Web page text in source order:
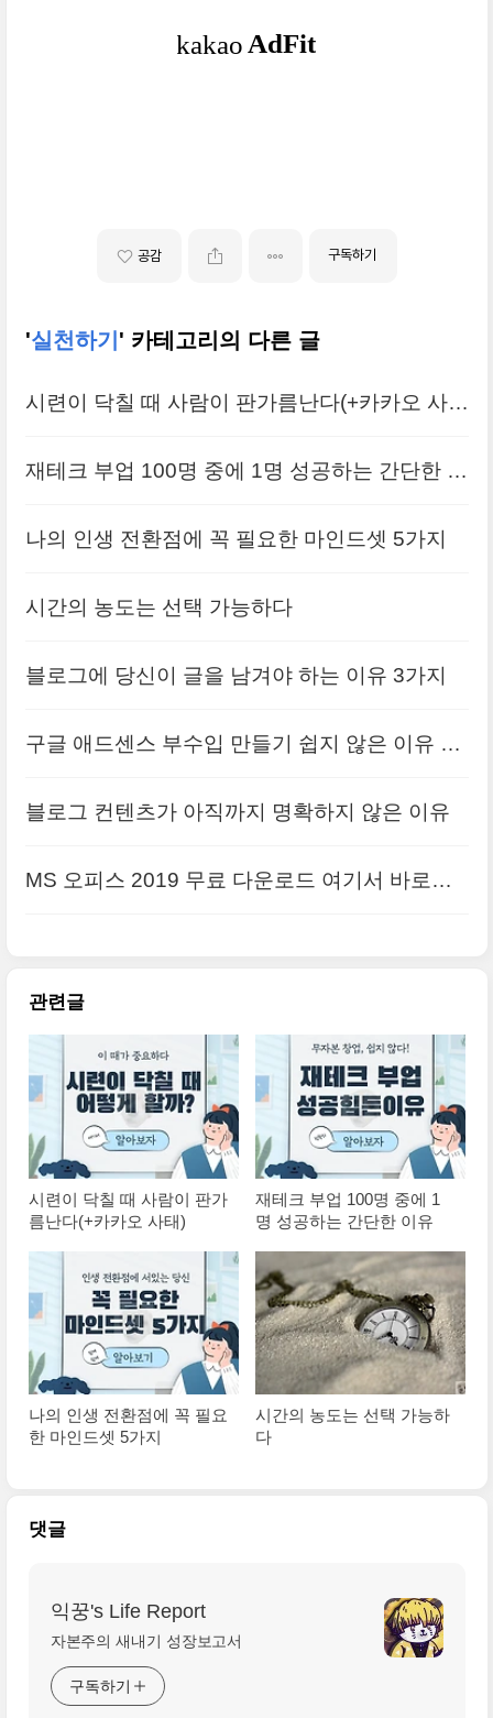
공감 구독하기
'실천하기 ' 카테고리의 다른 글
시련이 닥칠 때 사람이 판가름난다(+카카오 사
재테크 부업 100명 중에 1명 성공하는 간단한 이
나의 인생 전환점에 꼭 필요한 마인드셋 5가지
시간의 농도는 선택 가능하다
블로그에 당신이 글을 남겨야 하는 이유 3가지
구글 애드센스 부수입 만들기 쉽지 않은 이유 4
블로그 컨텐츠가 아직까지 명확하지 않은 이유
MS 오피스 2019 무료 다운로드 여기서 바로가
관련글
시련이 닥칠 때 사람이 판가
름난다(+카카오 사태)
재테크 부업 100명 중에 1
명 성공하는 간단한 이유
나의 인생 전환점에 꼭 필요
한 마인드셋 5가지
시간의 농도는 선택 가능하
다
댓글
익꿍's Life Report
자본주의 새내기 성장보고서
구독하기